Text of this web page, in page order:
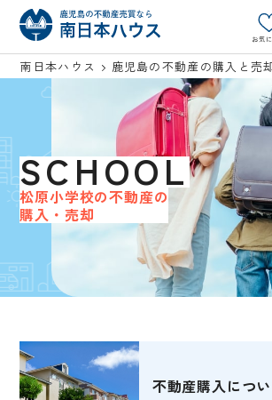
お気
南日本ハウス 鹿児島の不動産の購入と売
SCHOOL
松原小学校の不動産の
購入・売却
不動産購入につ